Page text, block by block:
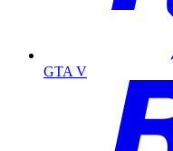
GTA V